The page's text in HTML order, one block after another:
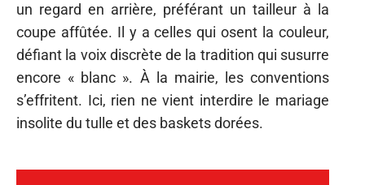
un regard en arrière, préférant un tailleur à la
coupe affûtée. Il y a celles qui osent la couleur,
défiant la voix discrète de la tradition qui susurre
encore « blanc ». À la mairie, les conventions
s’effritent. Ici, rien ne vient interdire le mariage
insolite du tulle et des baskets dorées.